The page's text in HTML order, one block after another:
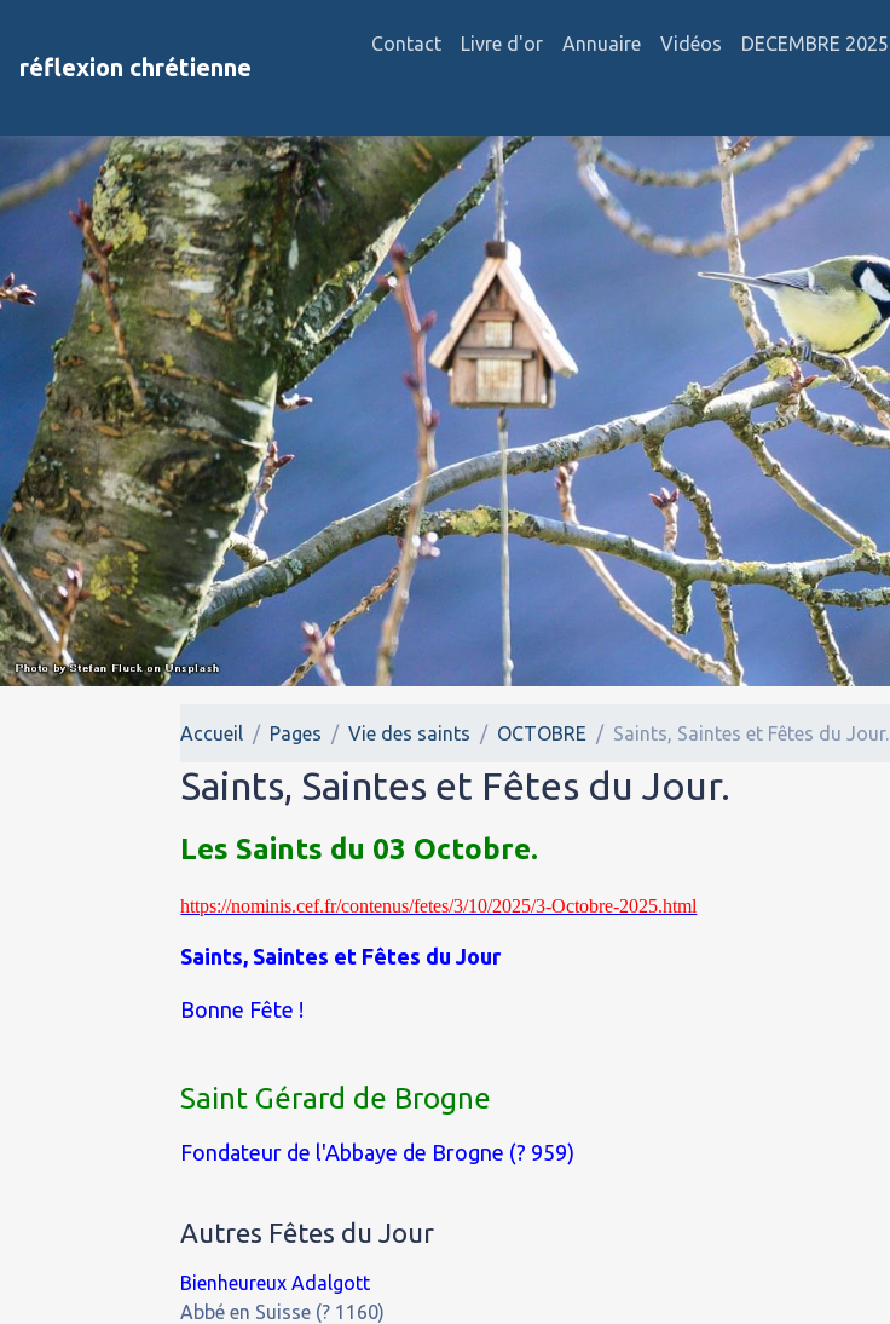
réflexion chrétienne
Contact Livre d'or Annuaire Vidéos DECEMBRE 2025
Accueil Pages Vie des saints OCTOBRE Saints, Saintes et Fêtes du Jour.
Saints, Saintes et Fêtes du Jour.
Les Saints du 03 Octobre.
https://nominis.cef.fr/contenus/fetes/3/10/2025/3-Octobre-2025.html
Saints, Saintes et Fêtes du Jour
Bonne Fête !
Saint Gérard de Brogne
Fondateur de l'Abbaye de Brogne (? 959)
Autres Fêtes du Jour
Bienheureux Adalgott
Abbé en Suisse (? 1160)